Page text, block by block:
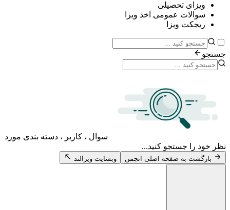
تحصیلی
عمومی اخذ ویزا
ویزا
سوال ، کاربر ، دسته بندی مورد
جستجو کنید...
به صفحه اصلی انجمن وبسایت ویزالند